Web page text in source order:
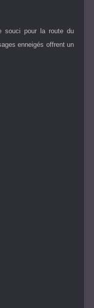
souci pour la route du
enneigés offrent un